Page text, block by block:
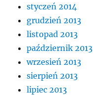
styczeń 2014
grudzień 2013
listopad 2013
październik 2013
wrzesień 2013
sierpień 2013
lipiec 2013